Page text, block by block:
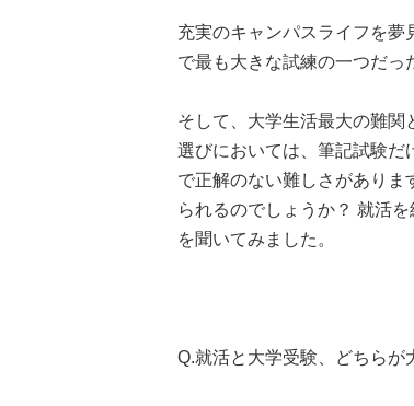
充実のキャンパスライフを夢
で最も大きな試練の一つだっ
そして、大学生活最大の難関
選びにおいては、筆記試験だ
で正解のない難しさがありま
られるのでしょうか？ 就活
を聞いてみました。
Q.就活と大学受験、どちらが